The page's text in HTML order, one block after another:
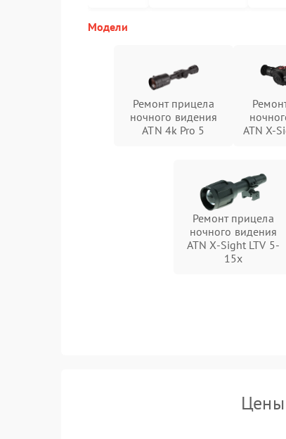
Модели
Ремонт прицела
ночного видения
ATN 4k Pro 5
ATN X-
Ремонт прицела
ночного видения
ATN X-Sight LTV 5-
15x
Цены